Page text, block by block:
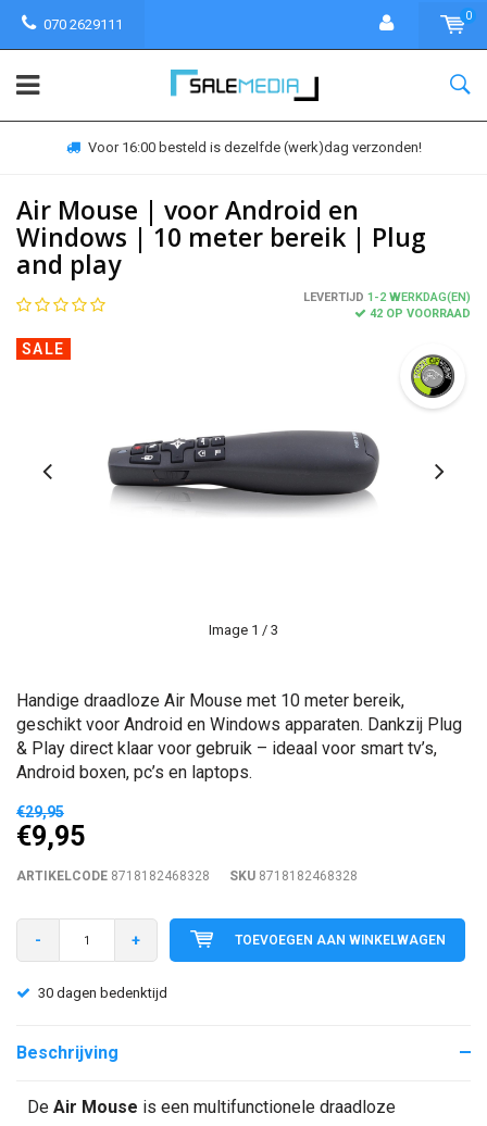
070 2629111
0
Voor 16:00 besteld is dezelfde (werk)dag verzonden!
Air Mouse | voor Android en
Windows | 10 meter bereik | Plug
and play
LEVERTIJD 1-2 WERKDAG(EN)
42 OP VOORRAAD
SALE
Image 1 / 3
Handige draadloze Air Mouse met 10 meter bereik,
geschikt voor Android en Windows apparaten. Dankzij Plug
& Play direct klaar voor gebruik – ideaal voor smart tv’s,
Android boxen, pc’s en laptops.
€29,95
€9,95
ARTIKELCODE 8718182468328 SKU 8718182468328
- + TOEVOEGEN AAN WINKELWAGEN
30 dagen bedenktijd
Beschrijving
De Air Mouse is een multifunctionele draadloze